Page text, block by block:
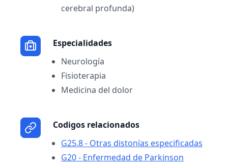
cerebral profunda)
Especialidades
Neurología
Fisioterapia
Medicina del dolor
Codigos relacionados
G25.8 - Otras distonías especificadas
G20 - Enfermedad de Parkinson